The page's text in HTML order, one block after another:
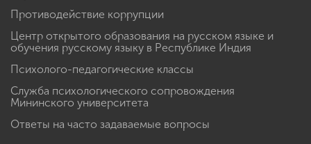
Противодействие коррупции
Центр открытого образования на русском языке и
обучения русскому языку в Республике Индия
Психолого-педагогические классы
Служба психологического сопровождения
Мининского университета
Ответы на часто задаваемые вопросы